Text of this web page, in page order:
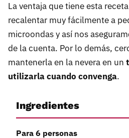
La ventaja que tiene esta
recalentar muy fácilmente a
microondas y así nos
de la cuenta. Por lo demás,
mantenerla en la nevera en un
utilizarla cuando convenga.
Ingredientes
Para 6 personas